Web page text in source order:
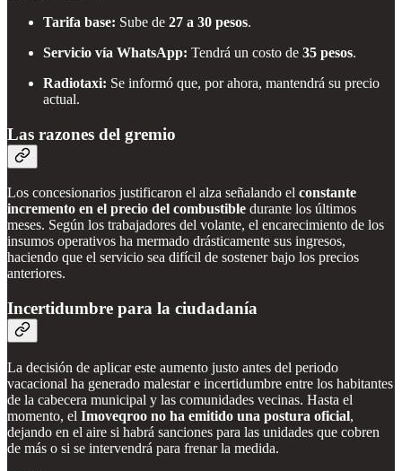
Tarifa base: Sube de 27 a 30 pesos.
Servicio vía WhatsApp: Tendrá un costo de 35 pesos.
Radiotaxi: Se informó que, por ahora, mantendrá su precio
actual.
Las razones del gremio
Los concesionarios justificaron el alza señalando el constante
incremento en el precio del combustible durante los últimos
meses. Según los trabajadores del volante, el encarecimiento de los
insumos operativos ha mermado drásticamente sus ingresos,
haciendo que el servicio sea difícil de sostener bajo los precios
anteriores.
Incertidumbre para la ciudadanía
La decisión de aplicar este aumento justo antes del periodo
vacacional ha generado malestar e incertidumbre entre los habitantes
de la cabecera municipal y las comunidades vecinas. Hasta el
momento, el Imoveqroo no ha emitido una postura oficial,
dejando en el aire si habrá sanciones para las unidades que cobren
de más o si se intervendrá para frenar la medida.